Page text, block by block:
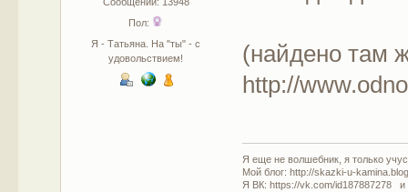
Пол:
Я - Татьяна. На "ты" - с
удовольствием!
(найдено там
http://
Я еще не волшебник, я только
Мой блог: http://skazki-u-
Я ВК: https://vk.com/id187887278 и